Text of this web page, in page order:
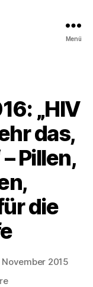
Menü
„HIV
das,
Pillen,
die
November 2015
zu